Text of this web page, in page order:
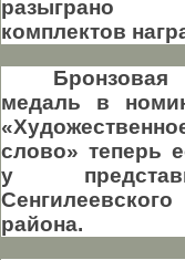
комплектов
Бронзовая
медаль в
слово» теперь
у
Сенгилеевского
района.